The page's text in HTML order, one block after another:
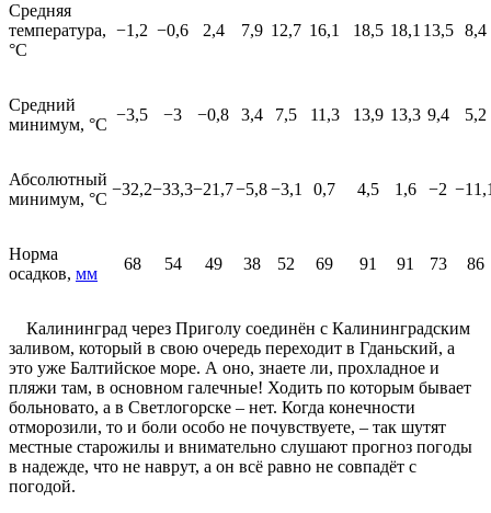
Средняя
температура,
°C
−1,2 −0,6 2,4 7,9 12,7 16,1 18,5 18,1 13,5 8,4
Средний
минимум, °C
−3,5 −3 −0,8 3,4 7,5 11,3 13,9 13,3 9,4 5,2
Абсолютный
минимум, °C
−32,2−33,3−21,7−5,8−3,1 0,7 4,5 1,6 −2
Норма
осадков, мм
68 54 49 38 52 69 91 91 73 86
Калининград через Приголу соединён с Калининградским
заливом, который в свою очередь переходит в Гданьский, а
это уже Балтийское море. А оно, знаете ли, прохладное и
пляжи там, в основном галечные! Ходить по которым бывает
больновато, а в Светлогорске – нет. Когда конечности
отморозили, то и боли особо не почувствуете, – так шутят
местные старожилы и внимательно слушают прогноз погоды
в надежде, что не наврут, а он всё равно не совпадёт с
погодой.